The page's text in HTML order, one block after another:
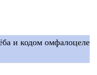
и кодом омфалоцеле